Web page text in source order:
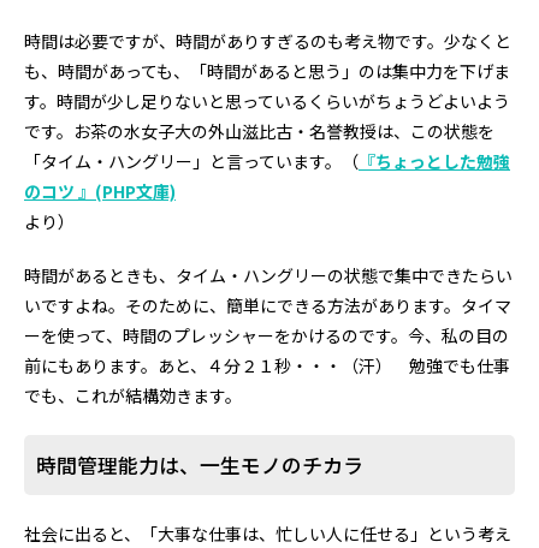
時間は必要ですが、時間がありすぎるのも考え物です。少なくと
も、時間があっても、「時間があると思う」のは集中力を下げま
す。時間が少し足りないと思っているくらいがちょうどよいよう
です。お茶の水女子大の外山滋比古・名誉教授は、この状態を
「タイム・ハングリー」と言っています。（ 『ちょっとした勉強
のコツ 』(PHP文庫)
より）
時間があるときも、タイム・ハングリーの状態で集中できたらい
いですよね。そのために、簡単にできる方法があります。タイマ
ーを使って、時間のプレッシャーをかけるのです。今、私の目の
前にもあります。あと、４分２１秒・・・（汗） 勉強でも仕事
でも、これが結構効きます。
時間管理能力は、一生モノのチカラ
社会に出ると、「大事な仕事は、忙しい人に任せる」という考え